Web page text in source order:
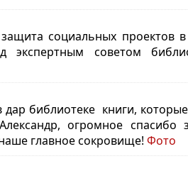
социальных проектов
экспертным советом
дар библиотеке книги,
Александр, огромное спасибо
главное сокровище! Фото